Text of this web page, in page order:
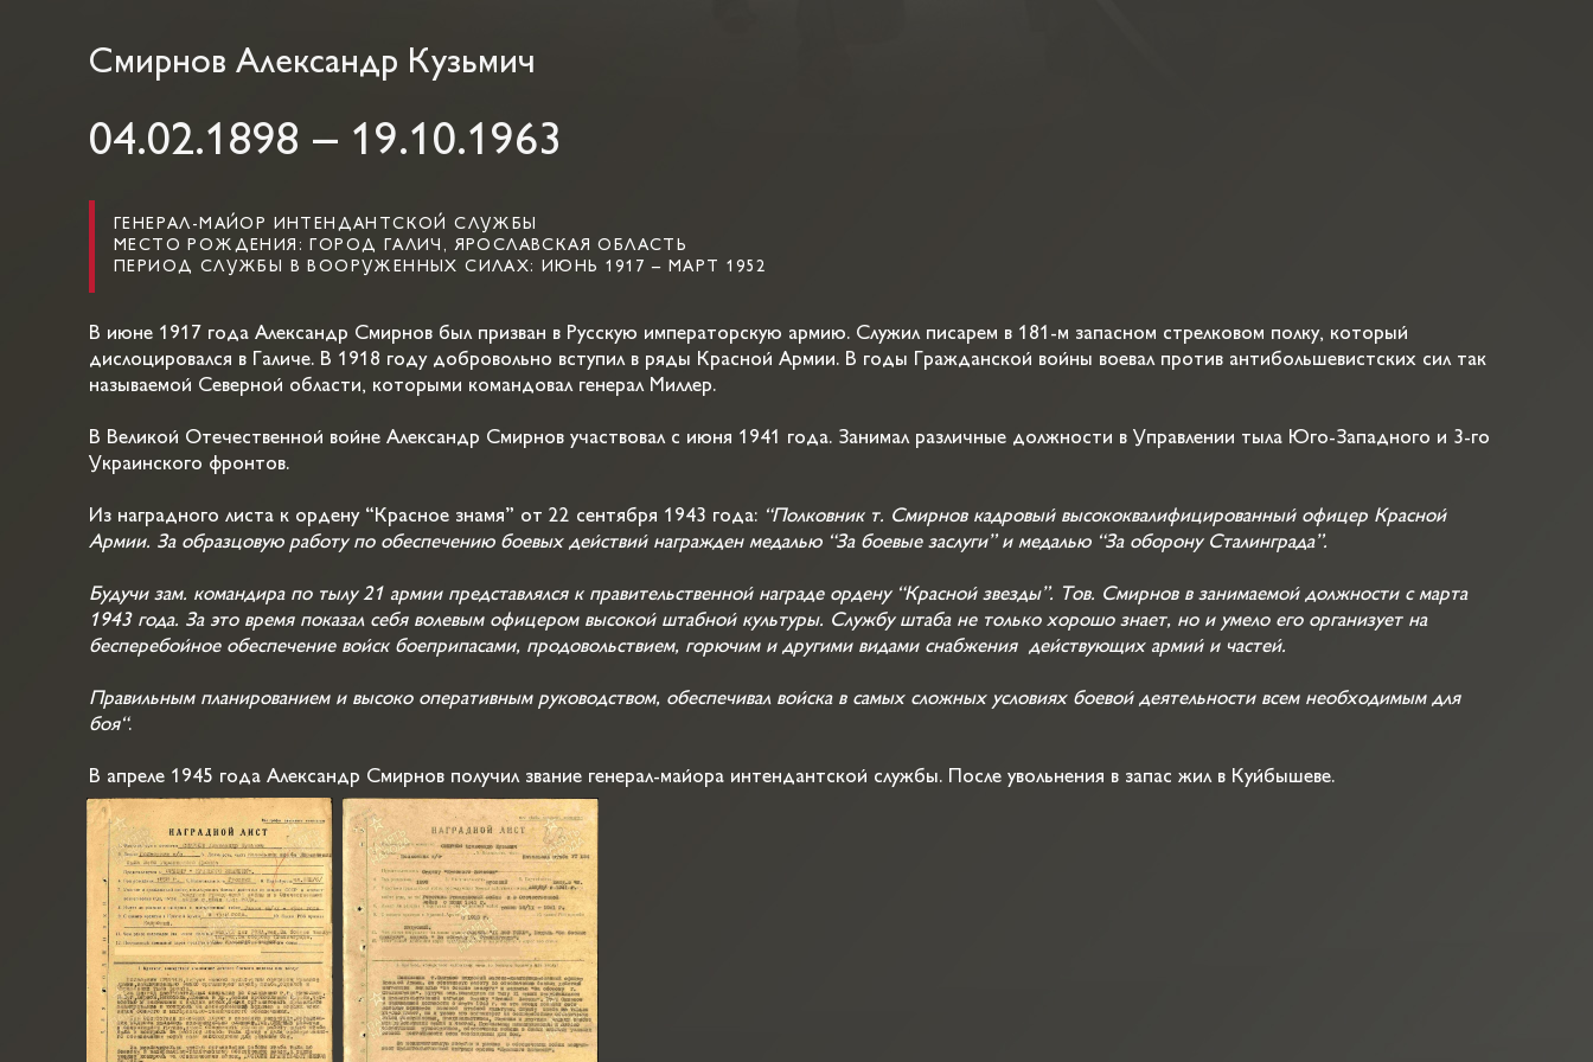
Смирнов Александр Кузьмич
04.02.1898 – 19.10.1963
ГЕНЕРАЛ-МАЙОР ИНТЕНДАНТСКОЙ СЛУЖБЫ
МЕСТО РОЖДЕНИЯ: ГОРОД ГАЛИЧ, ЯРОСЛАВСКАЯ ОБЛАСТЬ
ПЕРИОД СЛУЖБЫ В ВООРУЖЕННЫХ СИЛАХ: ИЮНЬ 1917 – МАРТ 1952
В июне 1917 года Александр Смирнов был призван в Русскую императорскую армию. Служил писарем в 181-м запасном стрелковом полку, который
дислоцировался в Галиче. В 1918 году добровольно вступил в ряды Красной Армии. В годы Гражданской войны воевал против антибольшевистских сил так
называемой Северной области, которыми командовал генерал Миллер.
В Великой Отечественной войне Александр Смирнов участвовал с июня 1941 года. Занимал различные должности в Управлении тыла Юго-Западного и 3-го
Украинского фронтов.
Из наградного листа к ордену “Красное знамя” от 22 сентября 1943 года: “Полковник т. Смирнов кадровый высококвалифицированный офицер Красной
Армии. За образцовую работу по обеспечению боевых действий награжден медалью “За боевые заслуги” и медалью “За оборону Сталинграда”.
Будучи зам. командира по тылу 21 армии представлялся к правительственной награде ордену “Красной звезды”. Тов. Смирнов в занимаемой должности с марта
1943 года. За это время показал себя волевым офицером высокой штабной культуры. Службу штаба не только хорошо знает, но и умело его организует на
бесперебойное обеспечение войск боеприпасами, продовольствием, горючим и другими видами снабжения действующих армий и частей.
Правильным планированием и высоко оперативным руководством, обеспечивал войска в самых сложных условиях боевой деятельности всем необходимым для
боя“.
В апреле 1945 года Александр Смирнов получил звание генерал-майора интендантской службы. После увольнения в запас жил в Куйбышеве.